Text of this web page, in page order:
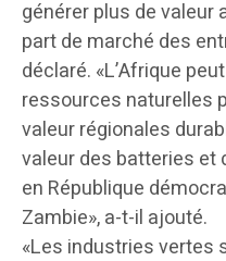
générer plus de valeur
part de marché des
déclaré. «L’Afrique
ressources naturelles
valeur régionales
valeur des batteries et
en République
Zambie», a-t-il ajouté.
«Les industries vertes